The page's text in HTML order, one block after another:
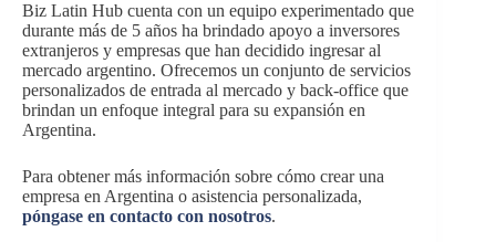
Biz Latin Hub cuenta con un equipo experimentado que
durante más de 5 años ha brindado apoyo a inversores
extranjeros y empresas que han decidido ingresar al
mercado argentino. Ofrecemos un conjunto de servicios
personalizados de entrada al mercado y back-office que
brindan un enfoque integral para su expansión en
Argentina.
Para obtener más información sobre cómo crear una
empresa en Argentina o asistencia personalizada,
póngase en contacto con nosotros.